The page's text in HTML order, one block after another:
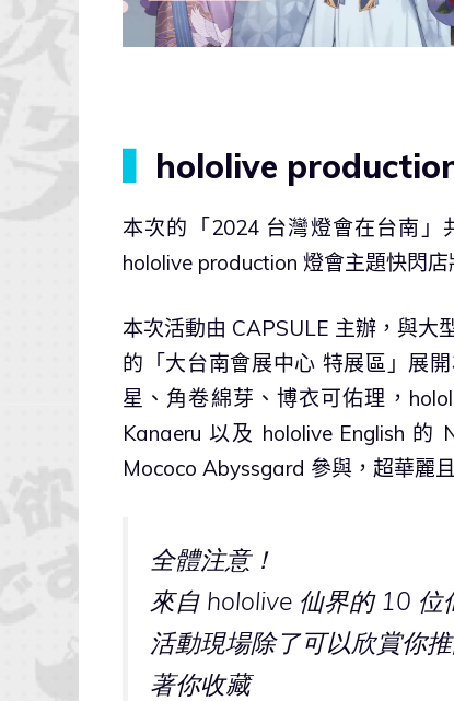
hololive
本次的「2024 台灣燈會在台南
hololive production 燈會主題快閃
本次活動由 CAPSULE 主辦，與大
的「大台南會展中心 特展區」展
星、角卷綿芽、博衣可佑理，
Kanaeru 以及 hololive English 的
Mococo Abyssgard 參與，超華麗
全體注意！
來自 hololive 仙界的 10
活動現場除了可以欣賞你
著你收藏